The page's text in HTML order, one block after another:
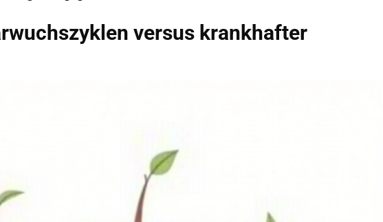
versus krankhafter